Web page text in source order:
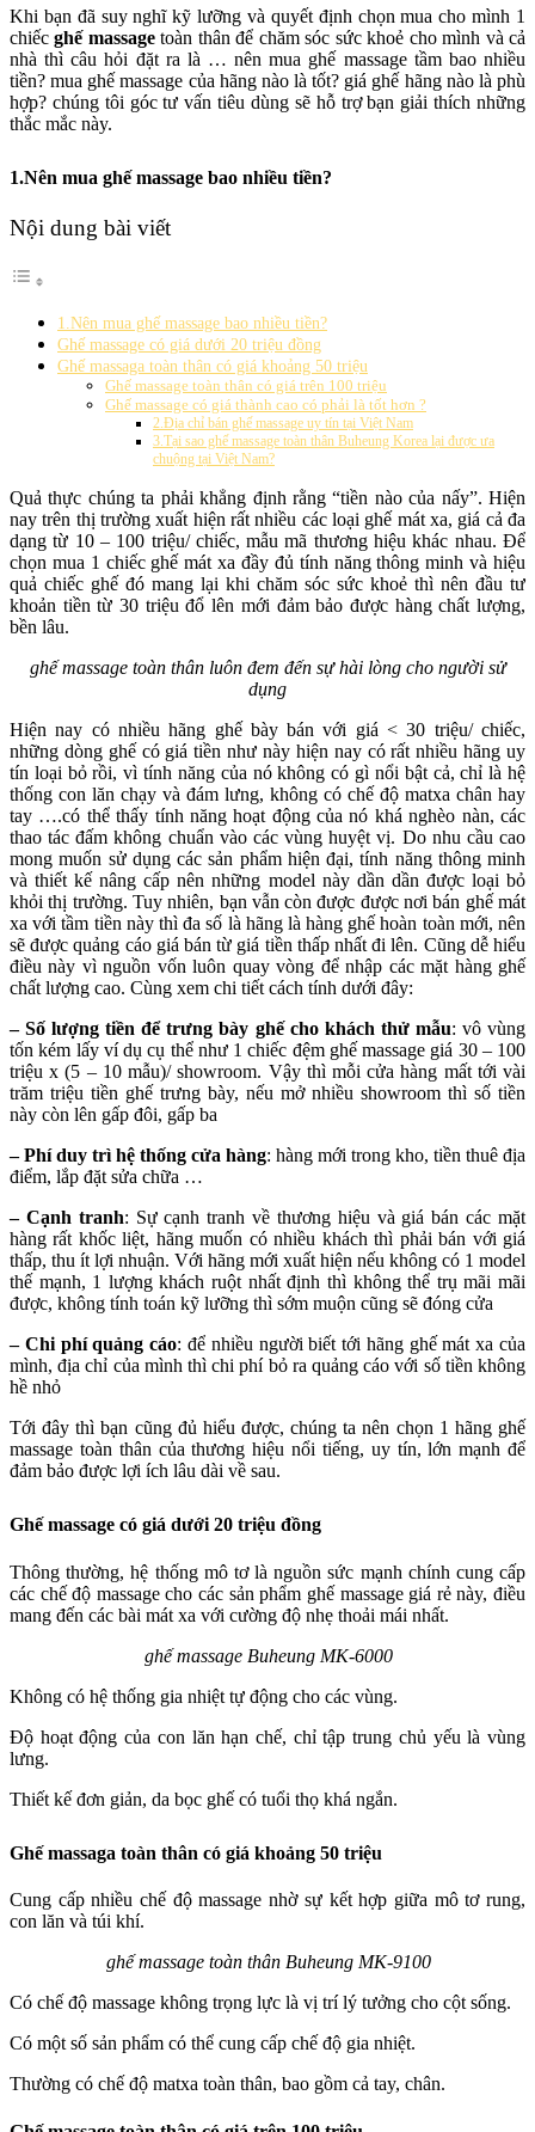
Khi bạn đã suy nghĩ kỹ lưỡng và quyết định chọn mua cho mình 1
chiếcghế massagetoàn thân để chăm sóc sức khoẻ cho mình và cả
nhà thì câu hỏi đặt ra là … nên mua ghế massage tầm bao nhiều
tiền? mua ghế massage của hãng nào là tốt? giá ghế hãng nào là phù
hợp? chúng tôi góc tư vấn tiêu dùng sẽ hỗ trợ bạn giải thích những
thắc mắc này.
1.Nên mua ghế massage bao nhiều tiền?
Nội dung bài viết
1.Nên mua ghế massage bao nhiều tiền?
Ghế massage có giá dưới 20 triệu đồng
Ghế massaga toàn thân có giá khoảng 50 triệu
Ghế massage toàn thân có giá trên 100 triệu
Ghế massage có giá thành cao có phải là tốt hơn ?
2.Địa chỉ bán ghế massage uy tín tại Việt Nam
3.Tại sao ghế massage toàn thân Buheung Korea lại được ưa
chuộng tại Việt Nam?
Quả thực chúng ta phải khẳng định rằng “tiền nào của nấy”. Hiện
nay trên thị trường xuất hiện rất nhiều các loại ghế mát xa, giá cả đa
dạng từ 10 – 100 triệu/ chiếc, mẫu mã thương hiệu khác nhau. Để
chọn mua 1 chiếc ghế mát xa đầy đủ tính năng thông minh và hiệu
quả chiếc ghế đó mang lại khi chăm sóc sức khoẻ thì nên đầu tư
khoản tiền từ 30 triệu đổ lên mới đảm bảo được hàng chất lượng,
bền lâu.
ghế massage toàn thân luôn đem đến sự hài lòng cho người sử
dụng
Hiện nay có nhiều hãng ghế bày bán với giá < 30 triệu/ chiếc,
những dòng ghế có giá tiền như này hiện nay có rất nhiều hãng uy
tín loại bỏ rồi, vì tính năng của nó không có gì nổi bật cả, chỉ là hệ
thống con lăn chạy và đám lưng, không có chế độ matxa chân hay
tay ….có thể thấy tính năng hoạt động của nó khá nghèo nàn, các
thao tác đấm không chuẩn vào các vùng huyệt vị. Do nhu cầu cao
mong muốn sử dụng các sản phẩm hiện đại, tính năng thông minh
và thiết kế nâng cấp nên những model này dần dần được loại bỏ
khỏi thị trường. Tuy nhiên, bạn vẫn còn được được nơi bán ghế mát
xa với tầm tiền này thì đa số là hãng là hàng ghế hoàn toàn mới, nên
sẽ được quảng cáo giá bán từ giá tiền thấp nhất đi lên. Cũng dễ hiểu
điều này vì nguồn vốn luôn quay vòng để nhập các mặt hàng ghế
chất lượng cao. Cùng xem chi tiết cách tính dưới đây:
– Số lượng tiền để trưng bày ghế cho khách thử mẫu: vô vùng
tốn kém lấy ví dụ cụ thể như 1 chiếc đệm ghế massage giá 30 – 100
triệu x (5 – 10 mẫu)/ showroom. Vậy thì mỗi cửa hàng mất tới vài
trăm triệu tiền ghế trưng bày, nếu mở nhiều showroom thì số tiền
này còn lên gấp đôi, gấp ba
– Phí duy trì hệ thống cửa hàng: hàng mới trong kho, tiền thuê địa
điểm, lắp đặt sửa chữa …
– Cạnh tranh: Sự cạnh tranh về thương hiệu và giá bán các mặt
hàng rất khốc liệt, hãng muốn có nhiều khách thì phải bán với giá
thấp, thu ít lợi nhuận. Với hãng mới xuất hiện nếu không có 1 model
thế mạnh, 1 lượng khách ruột nhất định thì không thể trụ mãi mãi
được, không tính toán kỹ lưỡng thì sớm muộn cũng sẽ đóng cửa
– Chi phí quảng cáo: để nhiều người biết tới hãng ghế mát xa của
mình, địa chỉ của mình thì chi phí bỏ ra quảng cáo với số tiền không
hề nhỏ
Tới đây thì bạn cũng đủ hiểu được, chúng ta nên chọn 1 hãng ghế
massage toàn thân của thương hiệu nổi tiếng, uy tín, lớn mạnh để
đảm bảo được lợi ích lâu dài về sau.
Ghế massage có giá dưới 20 triệu đồng
Thông thường, hệ thống mô tơ là nguồn sức mạnh chính cung cấp
các chế độ massage cho các sản phẩm ghế massage giá rẻ này, điều
mang đến các bài mát xa với cường độ nhẹ thoải mái nhất.
ghế massage Buheung MK-6000
Không có hệ thống gia nhiệt tự động cho các vùng.
Độ hoạt động của con lăn hạn chế, chỉ tập trung chủ yếu là vùng
lưng.
Thiết kế đơn giản, da bọc ghế có tuổi thọ khá ngắn.
Ghế massaga toàn thân có giá khoảng 50 triệu
Cung cấp nhiều chế độ massage nhờ sự kết hợp giữa mô tơ rung,
con lăn và túi khí.
ghế massage toàn thân Buheung MK-9100
Có chế độ massage không trọng lực là vị trí lý tưởng cho cột sống.
Có một số sản phẩm có thể cung cấp chế độ gia nhiệt.
Thường có chế độ matxa toàn thân, bao gồm cả tay, chân.